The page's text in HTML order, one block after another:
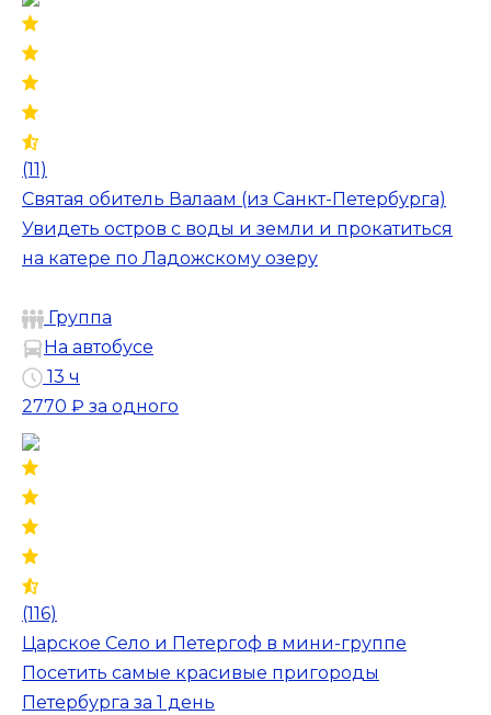
(11)
Святая обитель Валаам (из Санкт-Петербурга)
Увидеть остров с воды и земли и прокатиться
на катере по Ладожскому озеру
Группа
На автобусе
13 ч
2770 ₽ за одного
(116)
Царское Село и Петергоф в мини-группе
Посетить самые красивые пригороды
Петербурга за 1 день